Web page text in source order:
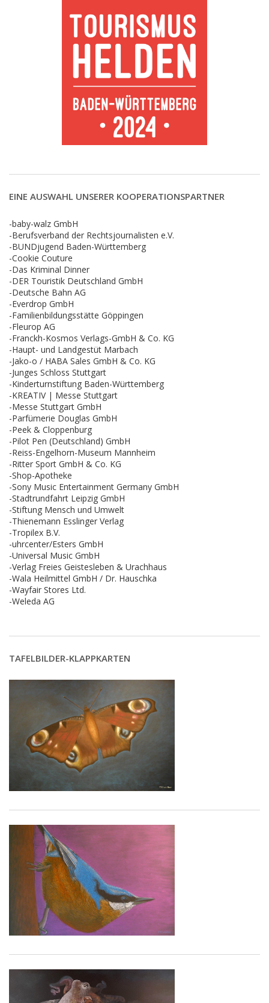
EINE AUSWAHL UNSERER KOOPERATIONSPARTNER
-baby-walz GmbH
-Berufsverband der Rechtsjournalisten e.V.
-BUNDjugend Baden-Württemberg
-Cookie Couture
-Das Kriminal Dinner
-DER Touristik Deutschland GmbH
-Deutsche Bahn AG
-Everdrop GmbH
-Familienbildungsstätte Göppingen
-Fleurop AG
-Franckh-Kosmos Verlags-GmbH & Co. KG
-Haupt- und Landgestüt Marbach
-Jako-o / HABA Sales GmbH & Co. KG
-Junges Schloss Stuttgart
-Kinderturnstiftung Baden-Württemberg
-KREATIV | Messe Stuttgart
-Messe Stuttgart GmbH
-Parfümerie Douglas GmbH
-Peek & Cloppenburg
-Pilot Pen (Deutschland) GmbH
-Reiss-Engelhorn-Museum Mannheim
-Ritter Sport GmbH & Co. KG
-Shop-Apotheke
-Sony Music Entertainment Germany GmbH
-Stadtrundfahrt Leipzig GmbH
-Stiftung Mensch und Umwelt
-Thienemann Esslinger Verlag
-Tropilex B.V.
-uhrcenter/Esters GmbH
-Universal Music GmbH
-Verlag Freies Geistesleben & Urachhaus
-Wala Heilmittel GmbH / Dr. Hauschka
-Wayfair Stores Ltd.
-Weleda AG
TAFELBILDER-KLAPPKARTEN